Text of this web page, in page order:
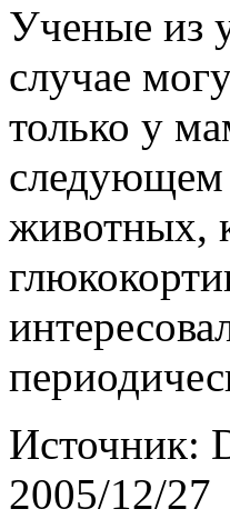
Ученые из
случае
только у
следующем
животных,
Источник:
2005/12/27